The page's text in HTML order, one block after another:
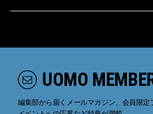
UOMO
編集部から届くメールマガジン、会員限定